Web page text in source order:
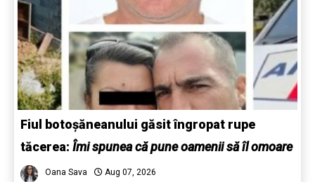
Fiul botoșăneanului găsit îngropat rupe
tăcerea: Îmi spunea că pune oamenii să îl omoare
Oana Sava Aug 07, 2026